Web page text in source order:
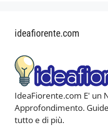
ideafiorente.com
IdeaFiorente.com E' un
Approfondimento.
tutto e di più.